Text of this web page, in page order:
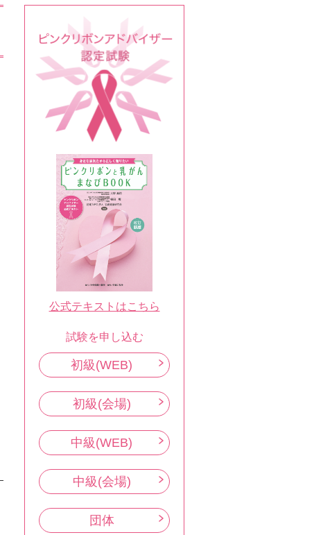
公式テキストはこちら
試験を申し込む
初級(WEB)
初級(会場)
中級(WEB)
中級(会場)
団体